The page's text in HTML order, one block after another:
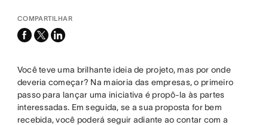
COMPARTILHAR
facebook
x-
linkedin
Você teve uma brilhante ideia de projeto, mas por onde
deveria começar? Na maioria das empresas, o primeiro
passo para lançar uma iniciativa é propô-la às partes
interessadas. Em seguida, se a sua proposta for bem
recebida, você poderá seguir adiante ao contar com a